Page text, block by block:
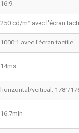
16:9
250 cd/m² avec l'écran
1000:1 avec l'écran tactile
14ms
horizontal/vertical: 178°/
16.7mln